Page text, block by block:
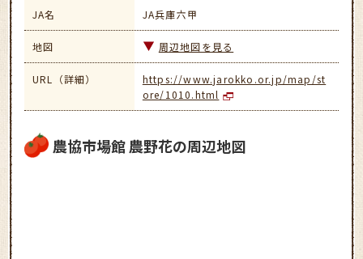
JA名 JA兵庫六甲
地図 周辺地図を見る
URL（詳細）
https://www.jarokko.or.jp/map/st
ore/1010.html
農協市場館 農野花の周辺地図